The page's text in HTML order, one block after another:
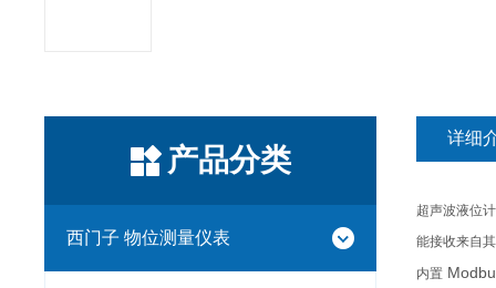
产品分类
西门子 物位测量仪表
详细
超声波液位
能接收来自
内置